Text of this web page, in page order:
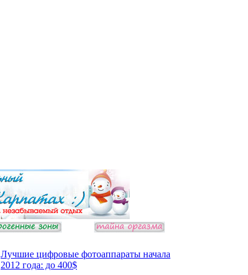
Лучшие цифровые фотоаппараты начала
2012 года: до 400$